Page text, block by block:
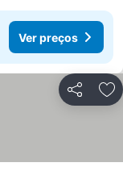
Ver preços
Partilhar